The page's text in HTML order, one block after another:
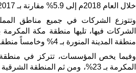
خلال العام 2018م إلى 5.9% مقارنة بـ 2017م.
منطقة المدينة المنورة بـ 4% وخامساً منطقة القصيم بـ 3% من إجمالي الشركات في المملكة.